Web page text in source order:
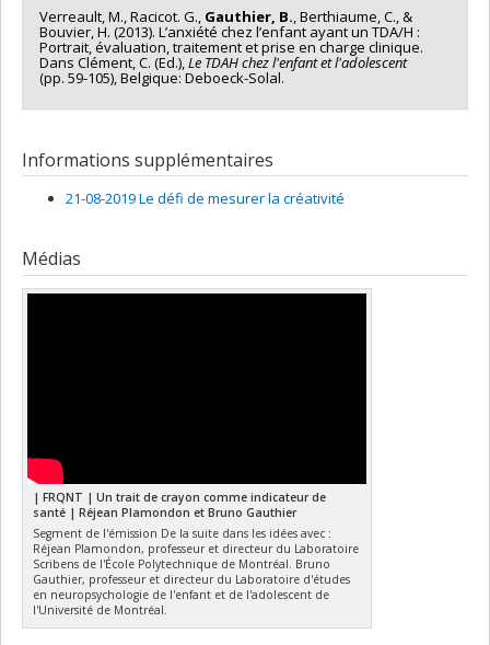
Verreault, M., Racicot. G., Gauthier, B., Berthiaume, C., &
Bouvier, H. (2013). L’anxiété chez l’enfant ayant un TDA/H :
Portrait, évaluation, traitement et prise en charge clinique.
Dans Clément, C. (Ed.),Le TDAH chez l'enfant et l'adolescent
(pp. 59-105), Belgique: Deboeck-Solal.
Informations supplémentaires
21-08-2019 Le défi de mesurer la créativité
Médias
| FRQNT | Un trait de crayon comme indicateur de
santé | Réjean Plamondon et Bruno Gauthier
Segment de l'émission De la suite dans les idées avec :
Réjean Plamondon, professeur et directeur du Laboratoire
Scribens de l'École Polytechnique de Montréal. Bruno
Gauthier, professeur et directeur du Laboratoire d'études
en neuropsychologie de l'enfant et de l'adolescent de
l'Université de Montréal.